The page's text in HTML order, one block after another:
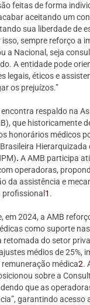
feitas de forma
aceitando um
sua liberdade de
sempre reforço a
a Nacional, seja
A entidade pode
legais, éticos e
os prejuízos.”
respaldo na
que historicamente
honorários médicos
Hierarquizada
. A AMB participa
operadoras,
da assistência e
1 .
em 2024, a AMB
como suporte
retomada do setor
médios de 25%,
médica2.
sobre a
que as
garantindo acesso